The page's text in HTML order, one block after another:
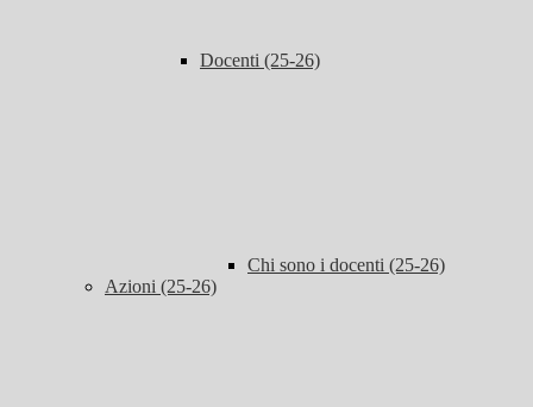
Docenti (25-26)
Chi sono i docenti (25-26)
Azioni (25-26)